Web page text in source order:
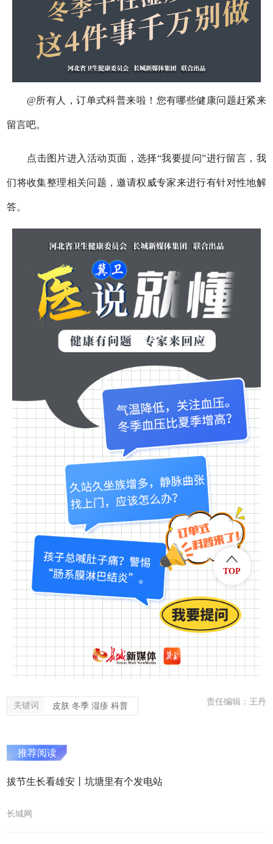
@所有人，订单式科普来啦！您有哪些健康问题赶紧来
留言吧。
点击图片进入活动页面，选择“我要提问”进行留言，我
们将收集整理相关问题，邀请权威专家来进行有针对性地解
答。
关键词 皮肤 冬季 湿疹 科普 责任编辑：王丹
推荐阅读
拔节生长看雄安丨坑塘里有个发电站
长城网
TOP